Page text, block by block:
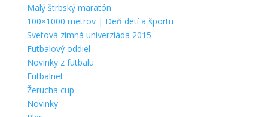
Malý štrbský maratón
100×1000 metrov | Deň detí a športu
Svetová zimná univerziáda 2015
Futbalový oddiel
Novinky z futbalu
Futbalnet
Žerucha cup
Novinky